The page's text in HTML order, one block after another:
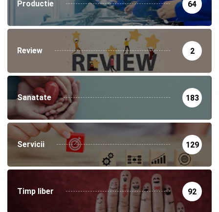
Productie 64
Review 2
Sanatate 183
Servicii 129
Timp liber 92